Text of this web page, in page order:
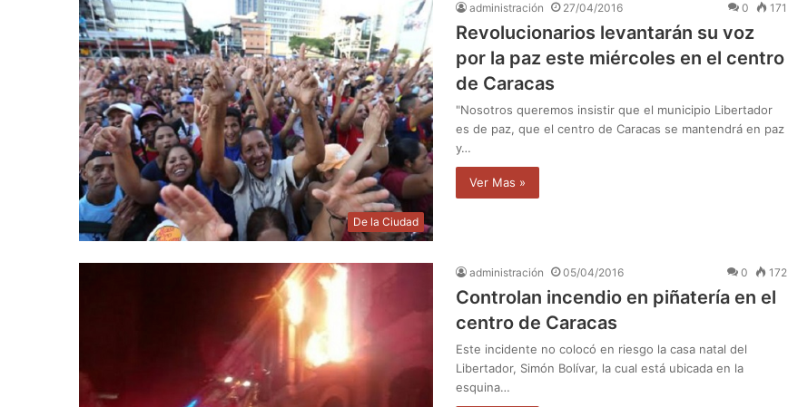
De la Ciudad
administración 27/04/2016 0 171
Revolucionarios levantarán su voz
por la paz este miércoles en el centro
de Caracas
"Nosotros queremos insistir que el municipio Libertador
es de paz, que el centro de Caracas se mantendrá en paz
y…
Ver Mas »
administración 05/04/2016 0 172
Controlan incendio en piñatería en el
centro de Caracas
Este incidente no colocó en riesgo la casa natal del
Libertador, Simón Bolívar, la cual está ubicada en la
esquina…